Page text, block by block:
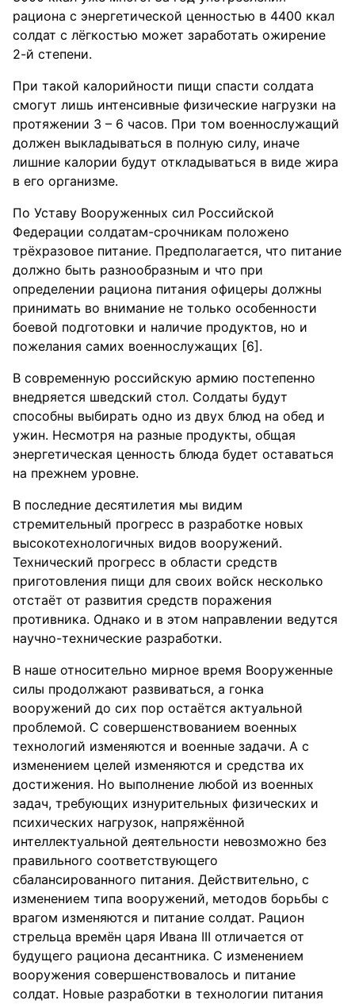
рациона с энергетической ценностью в 4400 ккал
солдат с лёгкостью может заработать ожирение
2-й степени.
При такой калорийности пищи спасти солдата
смогут лишь интенсивные физические нагрузки на
протяжении 3 – 6 часов. При том военнослужащий
должен выкладываться в полную силу, иначе
лишние калории будут откладываться в виде жира
в его организме.
По Уставу Вооруженных сил Российской
Федерации солдатам-срочникам положено
трёхразовое питание. Предполагается, что питание
должно быть разнообразным и что при
определении рациона питания офицеры должны
принимать во внимание не только особенности
боевой подготовки и наличие продуктов, но и
пожелания самих военнослужащих [6].
В современную российскую армию постепенно
внедряется шведский стол. Солдаты будут
способны выбирать одно из двух блюд на обед и
ужин. Несмотря на разные продукты, общая
энергетическая ценность блюда будет оставаться
на прежнем уровне.
В последние десятилетия мы видим
стремительный прогресс в разработке новых
высокотехнологичных видов вооружений.
Технический прогресс в области средств
приготовления пищи для своих войск несколько
отстаёт от развития средств поражения
противника. Однако и в этом направлении ведутся
научно-технические разработки.
В наше относительно мирное время Вооруженные
силы продолжают развиваться, а гонка
вооружений до сих пор остаётся актуальной
проблемой. С совершенствованием военных
технологий изменяются и военные задачи. А с
изменением целей изменяются и средства их
достижения. Но выполнение любой из военных
задач, требующих изнурительных физических и
психических нагрузок, напряжённой
интеллектуальной деятельности невозможно без
правильного соответствующего
сбалансированного питания. Действительно, с
изменением типа вооружений, методов борьбы с
врагом изменяются и питание солдат. Рацион
стрельца времён царя Ивана III отличается от
будущего рациона десантника. С изменением
вооружения совершенствовалось и питание
солдат. Новые разработки в технологии питания